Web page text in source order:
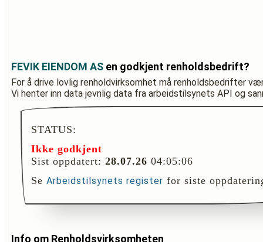
FEVIK EIENDOM AS en godkjent renholdsbedrift?
For å drive lovlig renholdvirksomhet må renholdsbedrifter
Vi henter inn data jevnlig data fra arbeidstilsynets API og
STATUS:
Ikke godkjent
Sist oppdatert: 28.07.26 04:05:06
Se Arbeidstilsynets register for siste
Info om Renholdsvirksomheten